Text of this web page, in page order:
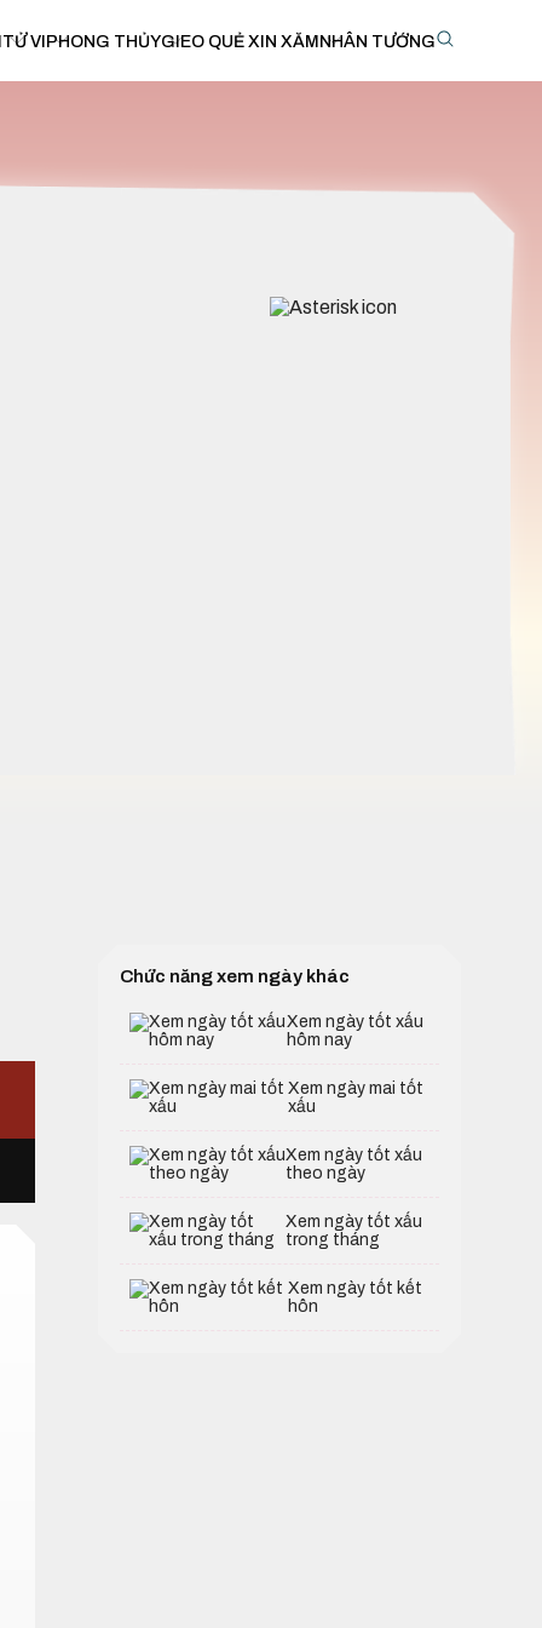
TỬ VI PHONG THỦYGIEO QUẺ XIN XĂM NHÂN TƯỚNG
Chức năng xem ngày khác
Xem ngày tốt xấu
hôm nay
Xem ngày mai tốt
xấu
Xem ngày tốt xấu
theo ngày
Xem ngày tốt xấu
trong tháng
Xem ngày tốt kết
hôn